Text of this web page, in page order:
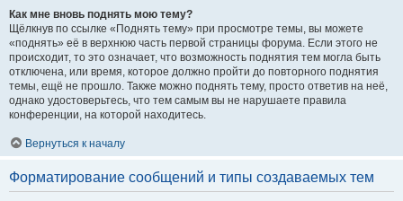
Как мне вновь поднять мою тему?
Щёлкнув по ссылке «Поднять тему» при просмотре темы, вы можете
«поднять» её в верхнюю часть первой страницы форума. Если этого не
происходит, то это означает, что возможность поднятия тем могла быть
отключена, или время, которое должно пройти до повторного поднятия
темы, ещё не прошло. Также можно поднять тему, просто ответив на неё,
однако удостоверьтесь, что тем самым вы не нарушаете правила
конференции, на которой находитесь.
Вернуться к началу
Форматирование сообщений и типы создаваемых тем